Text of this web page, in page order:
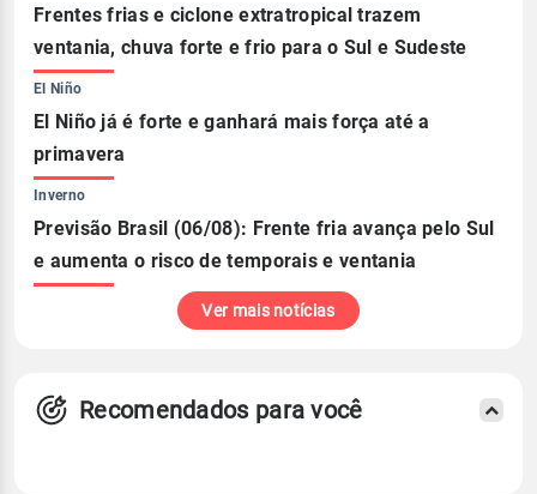
Frentes frias e ciclone extratropical trazem
ventania, chuva forte e frio para o Sul e Sudeste
El Niño
El Niño já é forte e ganhará mais força até a
primavera
Inverno
Previsão Brasil (06/08): Frente fria avança pelo Sul
e aumenta o risco de temporais e ventania
Ver mais notícias
Recomendados para você